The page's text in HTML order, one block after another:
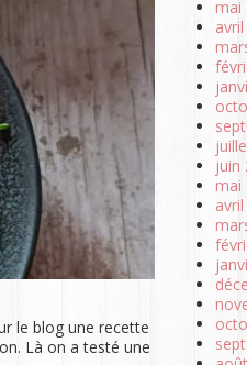
le blog une recette
Là on a testé une
mai
juin
mai
avril